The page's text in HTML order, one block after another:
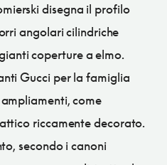
disegna il profilo
angolari cilindriche
coperture a elmo.
Gucci per la famiglia
come
riccamente decorato.
secondo i canoni